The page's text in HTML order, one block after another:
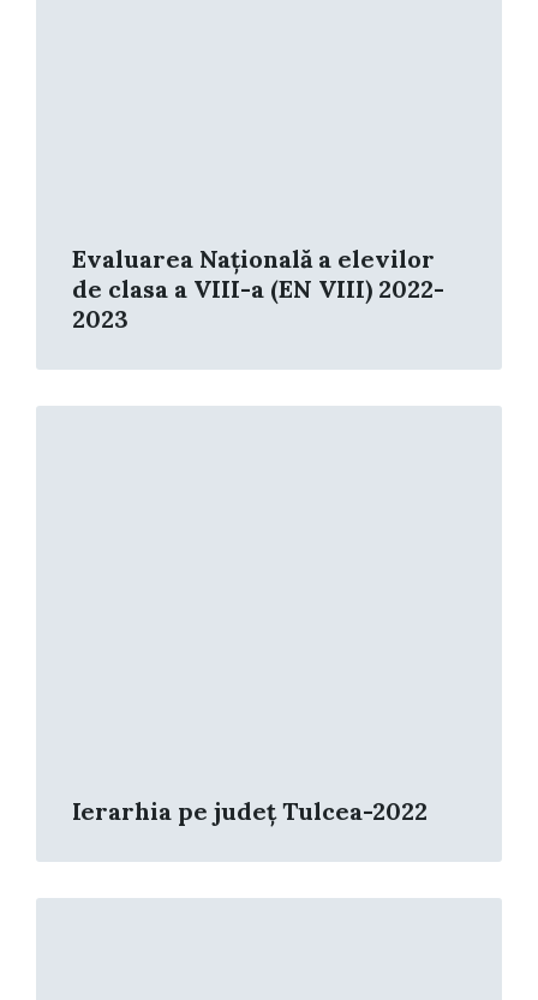
Evaluarea Națională a elevilor
de clasa a VIII-a (EN VIII) 2022-
2023
Ierarhia pe județ Tulcea-2022
Read
Read